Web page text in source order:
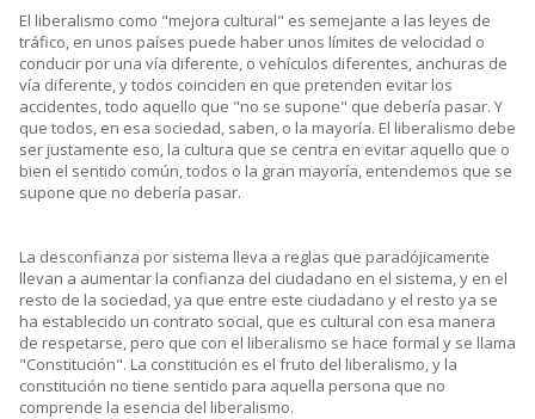
El liberalismo como "mejora cultural" es semejante a las leyes de
tráfico, en unos países puede haber unos límites de velocidad o
conducir por una vía diferente, o vehículos diferentes, anchuras de
vía diferente, y todos coinciden en que pretenden evitar los
accidentes, todo aquello que "no se supone" que debería pasar. Y
que todos, en esa sociedad, saben, o la mayoría. El liberalismo debe
ser justamente eso, la cultura que se centra en evitar aquello que o
bien el sentido común, todos o la gran mayoría, entendemos que se
supone que no debería pasar.
La desconfianza por sistema lleva a reglas que paradójicamente
llevan a aumentar la confianza del ciudadano en el sistema, y en el
resto de la sociedad, ya que entre este ciudadano y el resto ya se
ha establecido un contrato social, que es cultural con esa manera
de respetarse, pero que con el liberalismo se hace formal y se llama
"Constitución". La constitución es el fruto del liberalismo, y la
constitución no tiene sentido para aquella persona que no
comprende la esencia del liberalismo.